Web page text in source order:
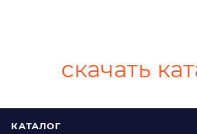
скачать
КАТАЛОГ